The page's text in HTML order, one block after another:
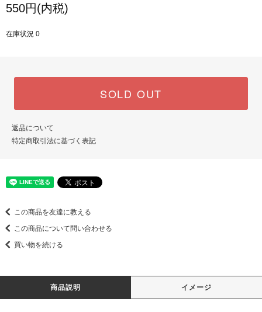
550円(内税)
在庫状況 0
SOLD OUT
返品について
特定商取引法に基づく表記
この商品を友達に教える
この商品について問い合わせる
買い物を続ける
商品説明 イメージ